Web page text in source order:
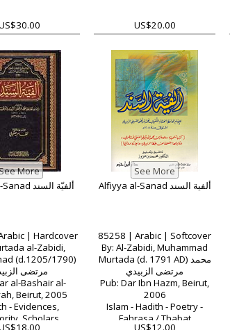
US$20.00
Alfiyat al-Sanad ألفيّة السند
| Hardcover
al-Zabidi,
(d.1205/1790)
مرتضى
al-Bashair al-
Beirut, 2005
- Evidences,
Scholars
Alfiyya al-Sanad ألفية السند
85258 | Arabic | Softcover
By: Al-Zabidi, Muhammad
Murtada (d. 1791 AD) محمد
مرتضى الزبيدي
Pub: Dar Ibn Hazm, Beirut,
2006
Islam - Hadith - Poetry -
Fahrasa / Thabat
US$12.00